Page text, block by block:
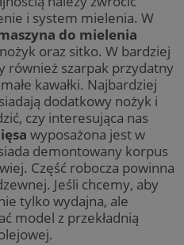
i system mielenia. W
do mielenia
oraz sitko. W bardziej
również szarpak przydatny
kawałki. Najbardziej
dodatkowy nożyk i
czy interesująca nas
wyposażona jest w
demontowany korpus
Część robocza powinna
Jeśli chcemy, aby
tylko wydajna, ale
model z przekładnią